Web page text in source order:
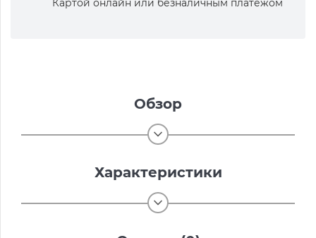
Картой онлайн или безналичным платежом
Обзор
Характеристики